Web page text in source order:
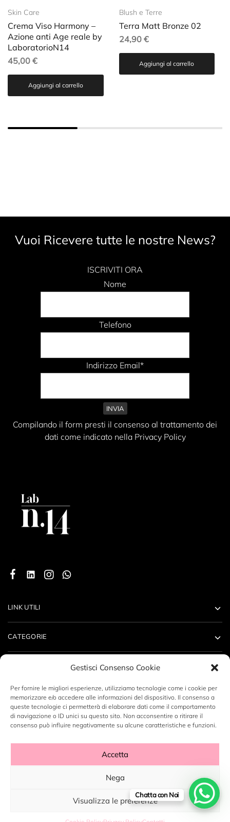
Gestisci Consenso Cookie
Per fornire le migliori esperienze, utilizziamo tecnologie come i cookie per
memorizzare e/o accedere alle informazioni del dispositivo. Il consenso a
queste tecnologie ci permetterà di elaborare dati come il comportamento
di navigazione o ID unici su questo sito. Non acconsentire o ritirare il
consenso può influire negativamente su alcune caratteristiche e funzioni.
Accetta
Nega
Visualizza le preferenze
Skin Care
Crema Viso Harmony –
Azione anti Age reale by
LaboratorioN14
45,00 €
Aggiungi al carrello
Blush e Terre
Terra Matt Bronze 02
24,90 €
Aggiungi al carrello
Vuoi Ricevere tutte le nostre News?
ISCRIVITI ORA
Nome
Telefono
Indirizzo Email*
Compilando il form presti il consenso al trattamento dei
dati come indicato nella Privacy Policy
LINK UTILI
CATEGORIE
CONTATTI
Chatta con Noi